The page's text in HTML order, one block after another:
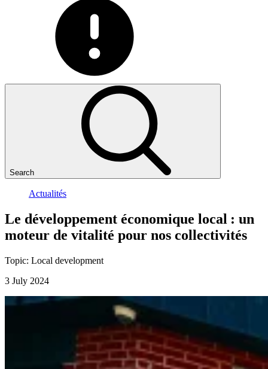
Search
Actualités
Le développement économique local : un
moteur de vitalité pour nos collectivités
Topic: Local development
3 July 2024